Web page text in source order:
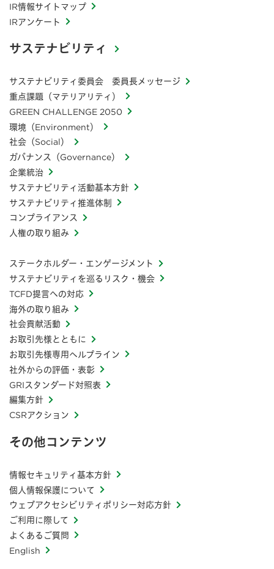
IR情報サイトマップ
IRアンケート
サステナビリティ
サステナビリティ委員会 委員長メッセージ
重点課題（マテリアリティ）
GREEN CHALLENGE 2050
環境（Environment）
社会（Social）
ガバナンス（Governance）
企業統治
サステナビリティ活動基本方針
サステナビリティ推進体制
コンプライアンス
人権の取り組み
ステークホルダー・エンゲージメント
サステナビリティを巡るリスク・機会
TCFD提言への対応
海外の取り組み
社会貢献活動
お取引先様とともに
お取引先様専用ヘルプライン
社外からの評価・表彰
GRIスタンダード対照表
編集方針
CSRアクション
その他コンテンツ
情報セキュリティ基本方針
個人情報保護について
ウェブアクセシビリティポリシー対応方針
ご利用に際して
よくあるご質問
English